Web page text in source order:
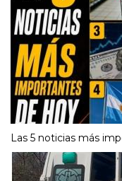
Las 5 noticias más